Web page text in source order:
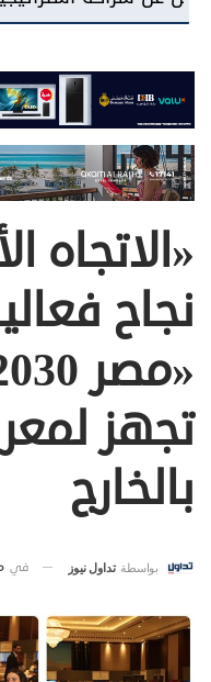
«الاتجاه
نجاح
تجهز
بالخارج
بواسطة تداول نيوز في